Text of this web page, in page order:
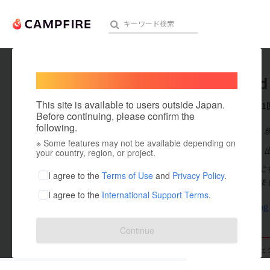
人気のプロジェクト 注目の
アート・写真
テクノロジー・ガジェット
映像・映画
ビジネス・起業
まちづくり・地域活性化
This site is available to users outside Japan.
Before continuing, please confirm the
following.
※ Some features may not be available depending on
your country, region, or project.
I agree to the Terms of Use and Privacy Policy.
I agree to the International Support Terms.
Continue
MintAnd
これまでに1
出身国：日本
みなさんこん
もと立ち上げ
プロジ